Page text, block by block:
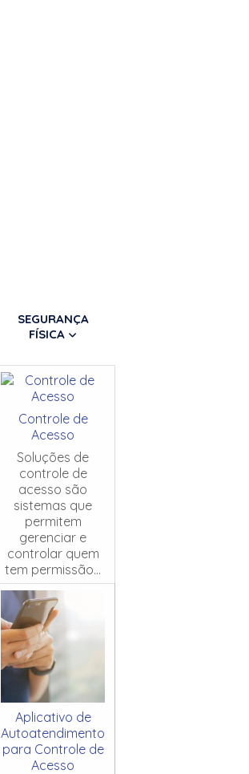
SEGURANÇA
FÍSICA
Controle de
Acesso
Soluções de
controle de
acesso são
sistemas que
permitem
gerenciar e
controlar quem
tem permissão...
Aplicativo de
Autoatendimento
para Controle de
Acesso